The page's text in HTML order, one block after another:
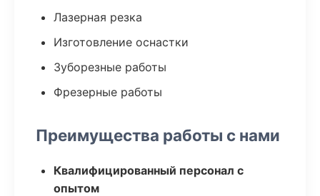
Лазерная резка
Изготовление оснастки
Зуборезные работы
Фрезерные работы
Преимущества работы с нами
Квалифицированный персонал с
опытом